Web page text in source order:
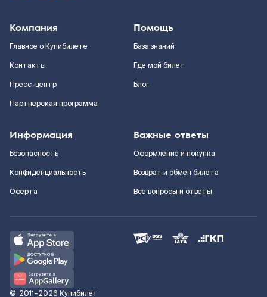
Компания
Главное о Купибилете
Контакты
Пресс-центр
Партнерская программа
Помощь
База знаний
Где мой билет
Блог
Информация
Безопасность
Конфиденциальность
Оферта
Важные ответы
Оформление и покупка
Возврат и обмен билета
Все вопросы и ответы
© 2011–2026 Купибилет